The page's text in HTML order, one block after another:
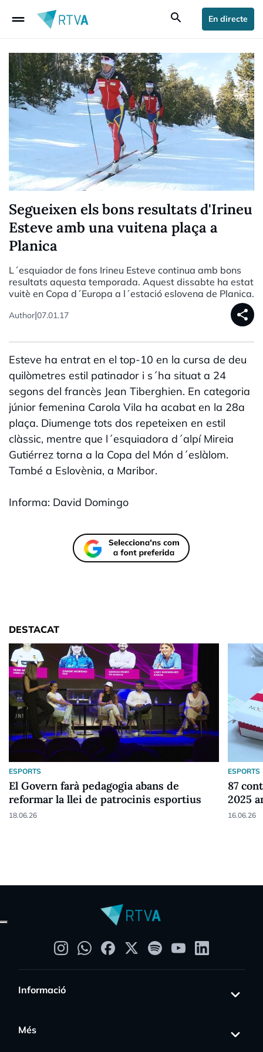
drag_handle search En directe
Segueixen els bons resultats d'Irineu
Esteve amb una vuitena plaça a
Planica
L´esquiador de fons Irineu Esteve continua amb bons
resultats aquesta temporada. Aquest dissabte ha estat
vuitè en Copa d´Europa a l´estació eslovena de Planica.
Author|07.01.17 share
Esteve ha entrat en el top-10 en la cursa de deu
quilòmetres estil patinador i s´ha situat a 24
segons del francès Jean Tiberghien. En categoria
júnior femenina Carola Vila ha acabat en la 28a
plaça. Diumenge tots dos repeteixen en estil
clàssic, mentre que l´esquiadora d´alpí Mireia
Gutiérrez torna a la Copa del Món d´eslàlom.
També a Eslovènia, a Maribor.
Informa: David Domingo
DESTACAT
ESPORTS
El Govern farà pedagogia abans de
reformar la llei de patrocinis esportius
18.06.26
ESPORTS
87
2025
16.06.26
Informació
Més